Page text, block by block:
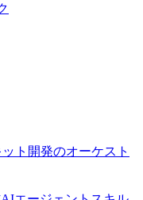
ト開発のオーケスト